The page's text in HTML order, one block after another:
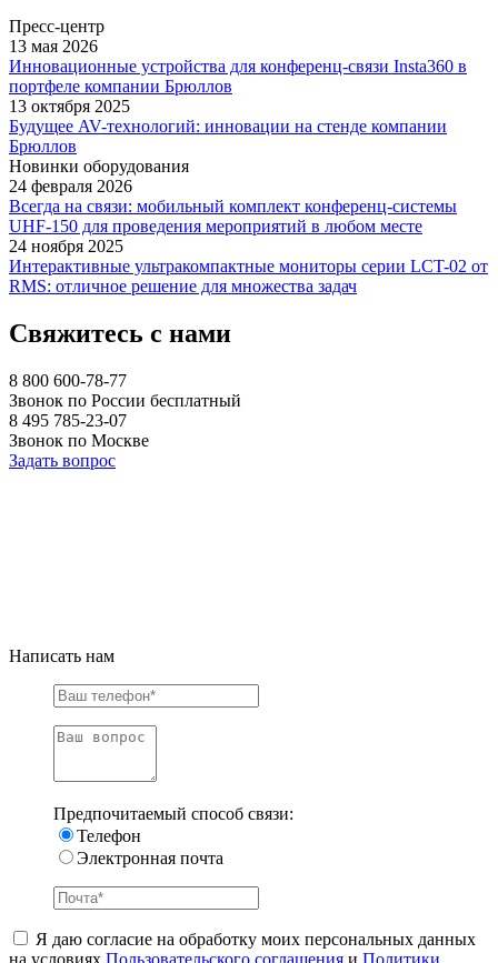
Пресс-центр
13 мая 2026
Инновационные устройства для конференц-связи Insta360 в
портфеле компании Брюллов
13 октября 2025
Будущее AV-технологий: инновации на стенде компании
Брюллов
Новинки оборудования
24 февраля 2026
Всегда на связи: мобильный комплект конференц-системы
UHF-150 для проведения мероприятий в любом месте
24 ноября 2025
Интерактивные ультракомпактные мониторы серии LCT-02 от
RMS: отличное решение для множества задач
Свяжитесь с нами
8 800 600-78-77
Звонок по России бесплатный
8 495 785-23-07
Звонок по Москве
Задать вопрос
Написать нам
Предпочитаемый способ связи:
Телефон
Электронная почта
Я даю согласие на обработку моих персональных данных
на условиях Пользовательского соглашения и Политики